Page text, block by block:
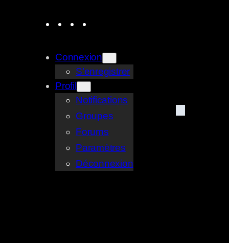
Facebook
YouTube
Connexion
S’enregistrer
Profil
Notifications
Groupes
Forums
Paramètres
Déconnexion